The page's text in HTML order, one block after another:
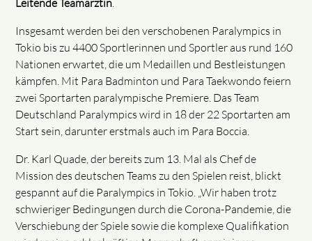
Leitende Teamärztin.
Insgesamt werden bei den verschobenen Paralympics in
Tokio bis zu 4400 Sportlerinnen und Sportler aus rund 160
Nationen erwartet, die um Medaillen und Bestleistungen
kämpfen. Mit Para Badminton und Para Taekwondo feiern
zwei Sportarten paralympische Premiere. Das Team
Deutschland Paralympics wird in 18 der 22 Sportarten am
Start sein, darunter erstmals auch im Para Boccia.
Dr. Karl Quade, der bereits zum 13. Mal als Chef de
Mission des deutschen Teams zu den Spielen reist, blickt
gespannt auf die Paralympics in Tokio. „Wir haben trotz
schwieriger Bedingungen durch die Corona-Pandemie, die
Verschiebung der Spiele sowie die komplexe Qualifikation